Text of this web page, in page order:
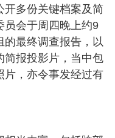
开多份关键档案及简
员会于周四晚上约9
的最终调查报告，以
简报投影片，当中包
片，亦令事发经过有